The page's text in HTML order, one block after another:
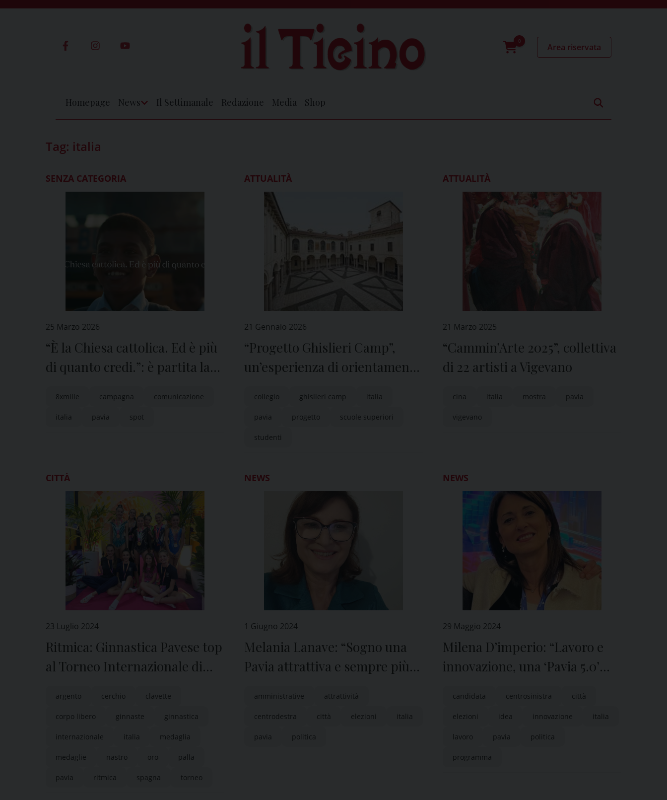
0
Area riservata
Homepage News Il Settimanale Redazione Media Shop
Tag: italia
SENZA CATEGORIA
25 Marzo 2026
“È la Chiesa cattolica. Ed è più
di quanto credi.”: è partita la
8xmille campagna comunicazione
italia pavia spot
ATTUALITÀ
21 Gennaio 2026
“Progetto Ghislieri Camp”,
un’esperienza di orientamento
collegio ghislieri camp italia
pavia progetto scuole superiori
studenti
ATTUALITÀ
21 Marzo 2025
“Cammin’Arte 2025”, collettiva
di 22 artisti a Vigevano
cina italia mostra pavia
vigevano
CITTÀ
23 Luglio 2024
Ritmica: Ginnastica Pavese top
al Torneo Internazionale di
argento cerchio clavette
corpo libero ginnaste ginnastica
internazionale italia medaglia
medaglie nastro oro palla
pavia ritmica spagna torneo
NEWS
1 Giugno 2024
Melania Lanave: “Sogno una
Pavia attrattiva e sempre più
amministrative attrattività
centrodestra città elezioni italia
pavia politica
NEWS
29 Maggio 2024
Milena D’imperio: “Lavoro e
innovazione, una ‘Pavia 5.0’
candidata centrosinistra città
elezioni idea innovazione italia
lavoro pavia politica
programma